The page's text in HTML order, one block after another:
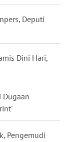
Deputi
Dini Hari,
Dugaan
Pengemudi